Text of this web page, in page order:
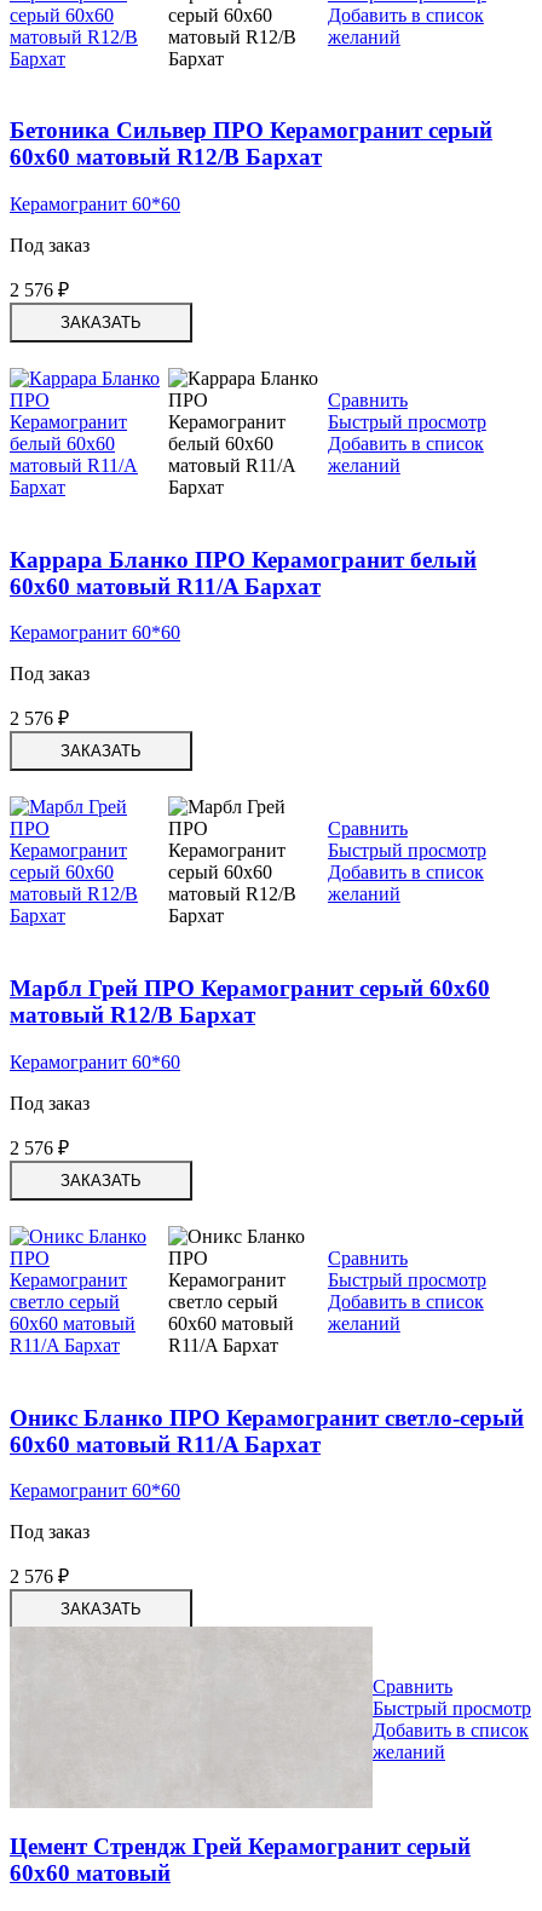
Добавить в список
желаний
Бетоника Сильвер ПРО Керамогранит серый
60х60 матовый R12/B Бархат
Керамогранит 60*60
Под заказ
2 576 ₽
ЗАКАЗАТЬ
Сравнить
Быстрый просмотр
Добавить в список
желаний
Каррара Бланко ПРО Керамогранит белый
60х60 матовый R11/A Бархат
Керамогранит 60*60
Под заказ
2 576 ₽
ЗАКАЗАТЬ
Сравнить
Быстрый просмотр
Добавить в список
желаний
Марбл Грей ПРО Керамогранит серый 60х60
матовый R12/B Бархат
Керамогранит 60*60
Под заказ
2 576 ₽
ЗАКАЗАТЬ
Сравнить
Быстрый просмотр
Добавить в список
желаний
Оникс Бланко ПРО Керамогранит светло-серый
60х60 матовый R11/A Бархат
Керамогранит 60*60
Под заказ
2 576 ₽
ЗАКАЗАТЬ
Сравнить
Быстрый просмотр
Добавить в список
желаний
Цемент Стрендж Грей Керамогранит серый
60х60 матовый